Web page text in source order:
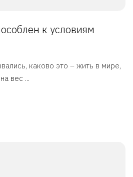
к условиям
каково это – жить в мире,
вес ...